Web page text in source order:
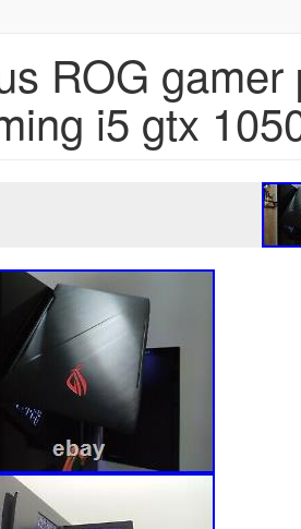
ROG
i5 gtx